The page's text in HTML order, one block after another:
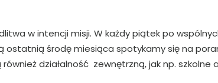
w intencji misji. W każdy piątek po
środę miesiąca spotykamy się na
działalność zewnętrzną, jak np. szkolne